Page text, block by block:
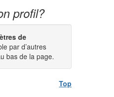
profil?
de
par d’autres
bas de la page.
Top